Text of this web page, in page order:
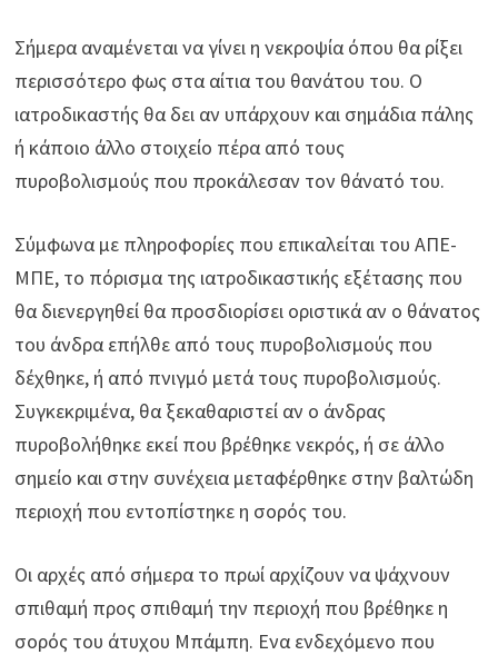
Σήμερα αναμένεται να γίνει η νεκροψία όπου θα ρίξει
περισσότερο φως στα αίτια του θανάτου του. Ο
ιατροδικαστής θα δει αν υπάρχουν και σημάδια πάλης
ή κάποιο άλλο στοιχείο πέρα από τους
πυροβολισμούς που προκάλεσαν τον θάνατό του.
Σύμφωνα με πληροφορίες που επικαλείται του ΑΠΕ-
ΜΠΕ, το πόρισμα της ιατροδικαστικής εξέτασης που
θα διενεργηθεί θα προσδιορίσει οριστικά αν ο θάνατος
του άνδρα επήλθε από τους πυροβολισμούς που
δέχθηκε, ή από πνιγμό μετά τους πυροβολισμούς.
Συγκεκριμένα, θα ξεκαθαριστεί αν ο άνδρας
πυροβολήθηκε εκεί που βρέθηκε νεκρός, ή σε άλλο
σημείο και στην συνέχεια μεταφέρθηκε στην βαλτώδη
περιοχή που εντοπίστηκε η σορός του.
Οι αρχές από σήμερα το πρωί αρχίζουν να ψάχνουν
σπιθαμή προς σπιθαμή την περιοχή που βρέθηκε η
σορός του άτυχου Μπάμπη. Ενα ενδεχόμενο που